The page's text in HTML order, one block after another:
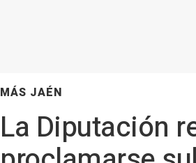
MÁS JAÉN
La Diputación